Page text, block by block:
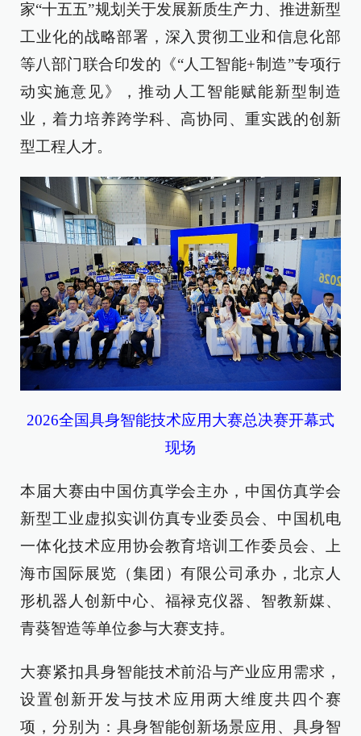
家“十五五”规划关于发展新质生产力、推进新型
工业化的战略部署，深入贯彻工业和信息化部
等八部门联合印发的《“人工智能+制造”专项行
动实施意见》，推动人工智能赋能新型制造
业，着力培养跨学科、高协同、重实践的创新
型工程人才。
2026全国具身智能技术应用大赛总决赛开幕式
现场
本届大赛由中国仿真学会主办，中国仿真学会
新型工业虚拟实训仿真专业委员会、中国机电
一体化技术应用协会教育培训工作委员会、上
海市国际展览（集团）有限公司承办，北京人
形机器人创新中心、福禄克仪器、智教新媒、
青葵智造等单位参与大赛支持。
大赛紧扣具身智能技术前沿与产业应用需求，
设置创新开发与技术应用两大维度共四个赛
项，分别为：具身智能创新场景应用、具身智